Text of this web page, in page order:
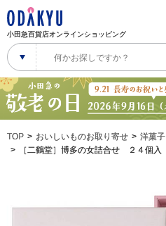
小田急百貨店オンラインショッピング
TOP おいしいものお取り寄せ 洋菓子
［二鶴堂］博多の女詰合せ ２４個入